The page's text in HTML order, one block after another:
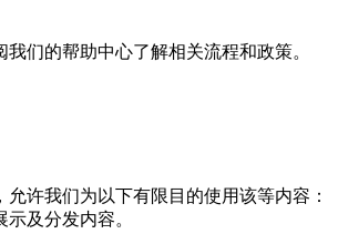
们的帮助中心了解相关流程和政策。
，允许我们为以下有限目的使用该等内容：
及分发内容。